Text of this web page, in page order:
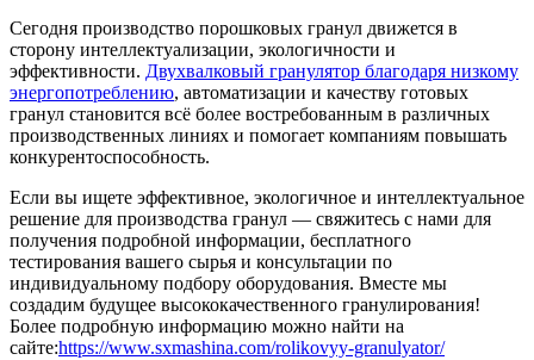
Сегодня производство порошковых гранул движется в
сторону интеллектуализации, экологичности и
эффективности. Двухвалковый гранулятор благодаря низкому
энергопотреблению, автоматизации и качеству готовых
гранул становится всё более востребованным в различных
производственных линиях и помогает компаниям повышать
конкурентоспособность.
Если вы ищете эффективное, экологичное и интеллектуальное
решение для производства гранул — свяжитесь с нами для
получения подробной информации, бесплатного
тестирования вашего сырья и консультации по
индивидуальному подбору оборудования. Вместе мы
создадим будущее высококачественного гранулирования!
Более подробную информацию можно найти на
сайте:https://www.sxmashina.com/rolikovyy-granulyator/